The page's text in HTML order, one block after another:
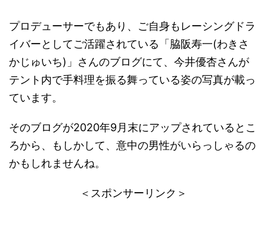
プロデューサーでもあり、ご自身もレーシングドラ
イバーとしてご活躍されている「脇阪寿一(わきさ
かじゅいち)」さんのブログにて、今井優杏さんが
テント内で手料理を振る舞っている姿の写真が載っ
ています。
そのブログが2020年9月末にアップされているとこ
ろから、もしかして、意中の男性がいらっしゃるの
かもしれませんね。
＜スポンサーリンク＞